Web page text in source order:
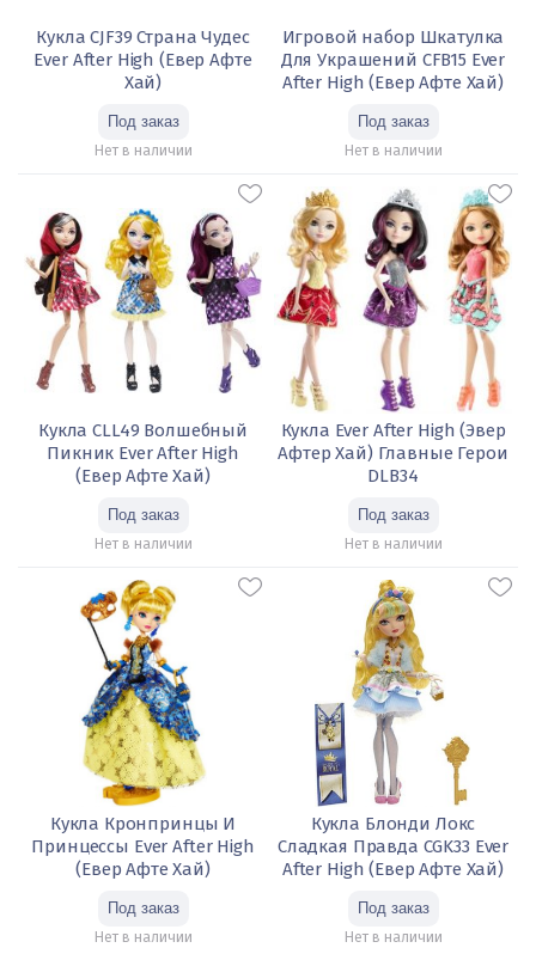
Кукла CJF39 Страна Чудес
Ever After High (Евер Афте
Хай)
Нет в наличии
Игровой набор Шкатулка
Для Украшений CFB15 Ever
After High (Евер Афте Хай)
Нет в наличии
Кукла CLL49 Волшебный
Пикник Ever After High
(Евер Афте Хай)
Нет в наличии
Кукла Ever After High (Эвер
Афтер Хай) Главные Герои
DLB34
Нет в наличии
Кукла Кронпринцы И
Принцессы Ever After High
(Евер Афте Хай)
Нет в наличии
Кукла Блонди Локс
Сладкая Правда CGK33 Ever
After High (Евер Афте Хай)
Нет в наличии